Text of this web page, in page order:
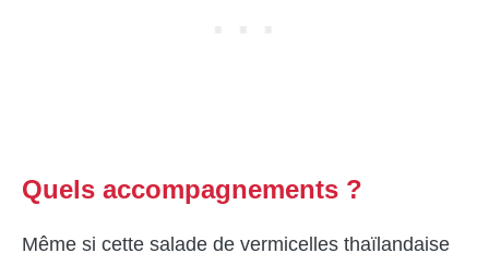
Quels accompagnements ?
Même si cette salade de vermicelles thaïlandaise